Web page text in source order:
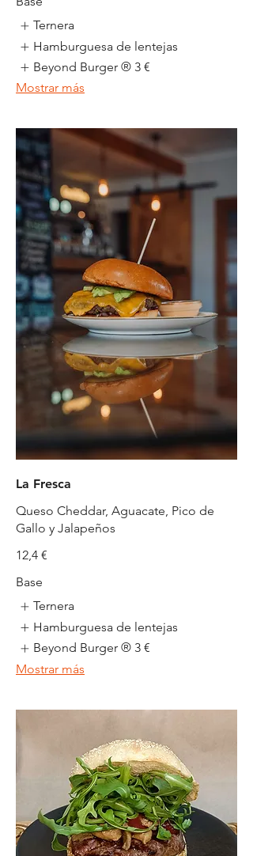
Ternera
Hamburguesa de lentejas
Beyond Burger ® 3 €
Mostrar más
La Fresca
Queso Cheddar, Aguacate, Pico de
Gallo y Jalapeños
12,4 €
Base
Ternera
Hamburguesa de lentejas
Beyond Burger ® 3 €
Mostrar más